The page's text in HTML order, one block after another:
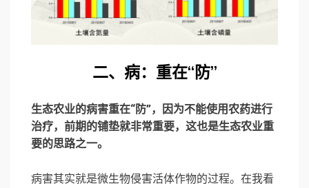
二、病：重在“防”
生态农业的病害重在“防”，因为不能使用农药进行
治疗，前期的铺垫就非常重要，这也是生态农业重
要的思路之一。
病害其实就是微生物侵害活体作物的过程。在我看